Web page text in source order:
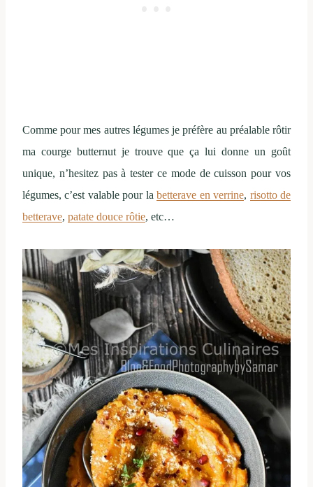
Comme pour mes autres légumes je préfère au préalable rôtir
ma courge butternut je trouve que ça lui donne un goût
unique, n’hesitez pas à tester ce mode de cuisson pour vos
légumes, c’est valable pour labetterave en verrine, risotto de
betterave, patate douce rôtie, etc…